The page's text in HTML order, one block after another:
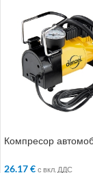
Компресор
26.17€ с вкл. ДДС